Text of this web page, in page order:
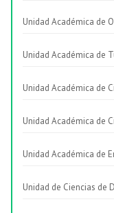
Unidad Académica de
Unidad Académica de
Unidad Académica de
Unidad Académica de
Unidad Académica de
Unidad de Ciencias de